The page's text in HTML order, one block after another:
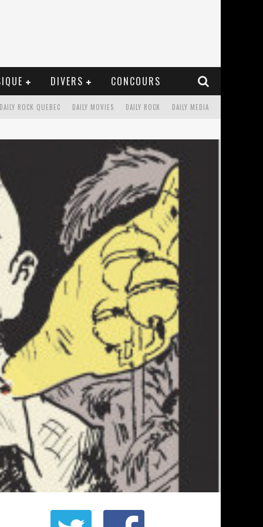
DIVERS CONCOURS
DAILY MEDIA
DAILY ROCK
DAILY MOVIES
DAILY ROCK QUEBEC